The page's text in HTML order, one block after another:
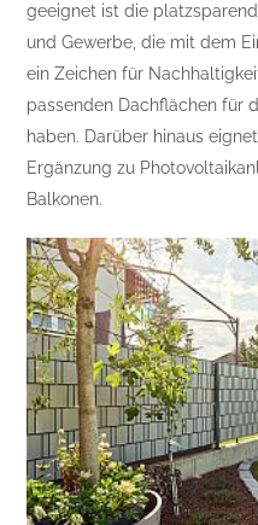
geeignet ist die
und Gewerbe, die mit dem
ein Zeichen für
passenden Dachflächen für
haben. Darüber hinaus
Ergänzung zu
Balkonen.